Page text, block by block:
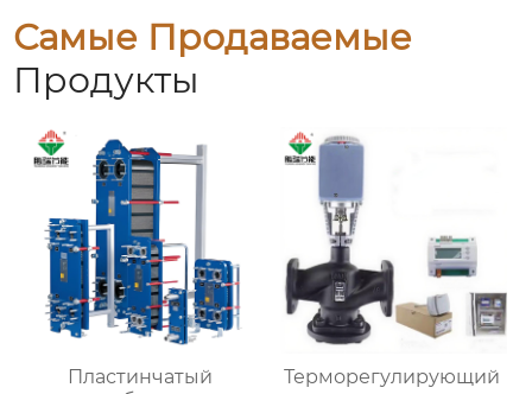
Самые Продаваемые
Продукты
Пластинчатый
Терморегулирующий